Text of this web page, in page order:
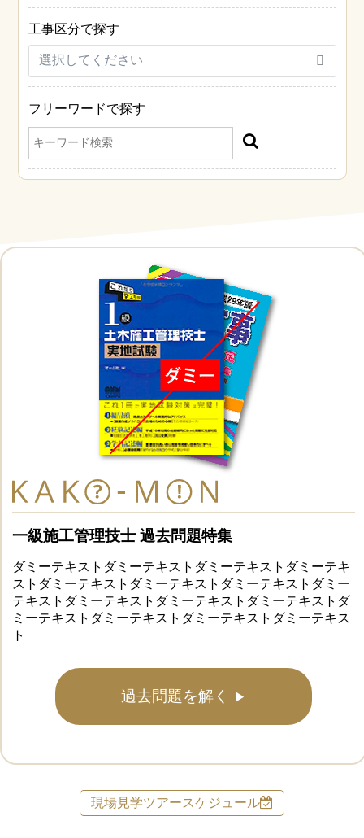
工事区分で探す
フリーワードで探す
一級施工管理技士 過去問題特集
ダミーテキストダミーテキストダミーテキストダミーテキ
ストダミーテキストダミーテキストダミーテキストダミー
テキストダミーテキストダミーテキストダミーテキストダ
ミーテキストダミーテキストダミーテキストダミーテキス
ト
過去問題を解く
現場見学ツアースケジュール